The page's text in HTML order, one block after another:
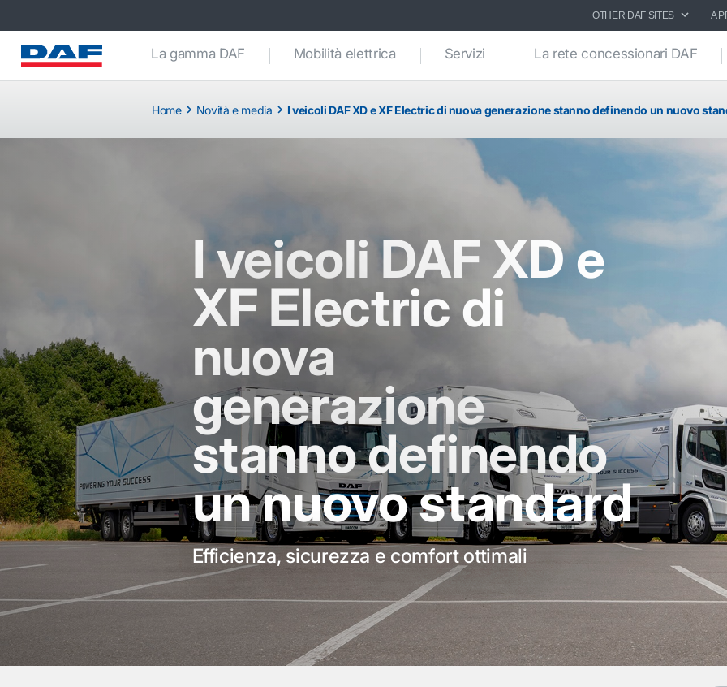
OTHER DAF SITES A
La gamma DAF Mobilità elettrica Servizi La rete concessionari DAF
Home Novità e media I veicoli DAF XD e XF Electric di nuova generazione stanno definendo un nuovo
I veicoli DAF XD e
XF Electric di
nuova
generazione
stanno definendo
un nuovo standard
Efficienza, sicurezza e comfort ottimali